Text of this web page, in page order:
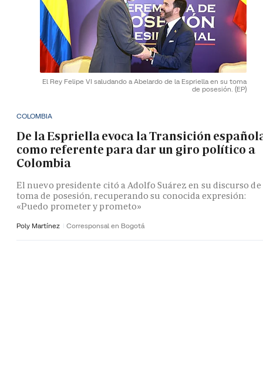
El Rey Felipe VI saludando a Abelardo de la Espriella en su toma
de posesión. (EP)
COLOMBIA
De la Espriella evoca la Transición
como referente para dar un giro político a
Colombia
El nuevo presidente citó a Adolfo Suárez en su discurso de
toma de posesión, recuperando su conocida expresión:
«Puedo prometer y prometo»
Poly Martínez Corresponsal en Bogotá